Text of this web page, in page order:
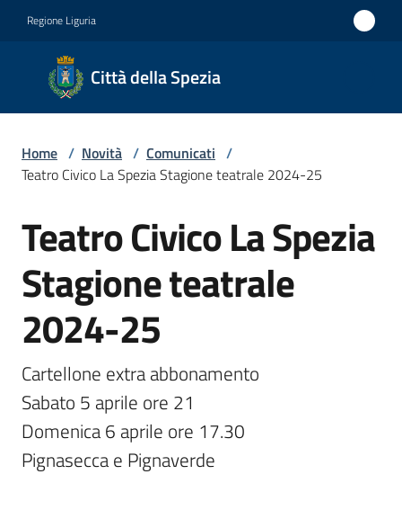
Regione Liguria
Città della Spezia
Città
della
Medaglia
Merito
Civile
Medaglia
d'argento
al Valor
Militare
Amministrazione
Home / Novità / Comunicati /
Teatro Civico La Spezia Stagione teatrale 2024-25
Salta al contenuto
Teatro Civico La Spezia
Stagione teatrale
2024-25
Cartellone extra abbonamento
Sabato 5 aprile ore 21
Domenica 6 aprile ore 17.30
Pignasecca e Pignaverde